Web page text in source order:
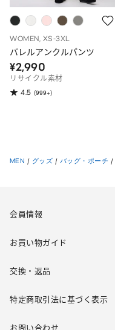
WOMEN, XS-3XL
バレルアンクルパンツ
¥2,990
リサイクル素材
4.5 (999+)
MEN / グッズ / バッグ・ポーチ /
会員情報
お買い物ガイド
交換・返品
特定商取引法に基づく表示
お問い合わせ